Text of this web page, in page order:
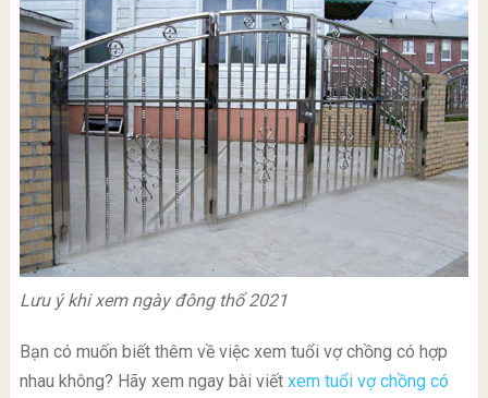
Lưu ý khi xem ngày đông thổ 2021
Bạn có muốn biết thêm về việc xem tuổi vợ chồng có hợp
nhau không? Hãy xem ngay bài viết xem tuổi vợ chồng có